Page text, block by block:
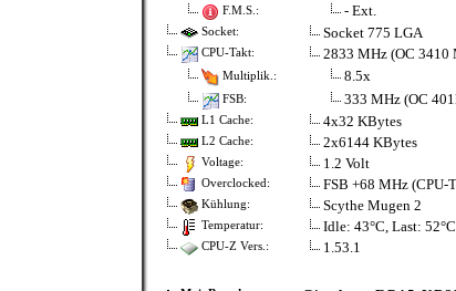
F.M.S.: - Ext.
Socket: Socket 775 LGA
CPU-Takt: 2833 MHz (OC 3410
Multiplik.: 8.5x
FSB: 333 MHz (OC
L1 Cache: 4x32 KBytes
L2 Cache: 2x6144 KBytes
Voltage: 1.2 Volt
Overclocked: FSB +68 MHz (CPU-
Kühlung: Scythe Mugen 2
Temperatur: Idle: 43°C, Last: 52°C
CPU-Z Vers.: 1.53.1